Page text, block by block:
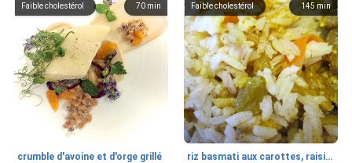
70 min
Faible cholestérol
crumble d'avoine et d'orge grillé
145 min
Faible cholestérol
riz basmati aux carottes, raisins secs et épices (kabli)